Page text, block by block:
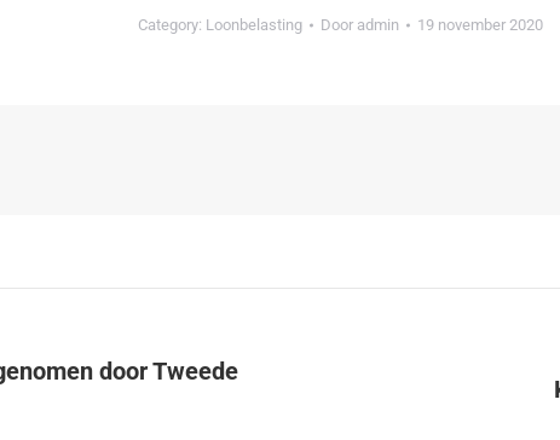
Category: Loonbelasting Door admin 19 november 2020
door Tweede